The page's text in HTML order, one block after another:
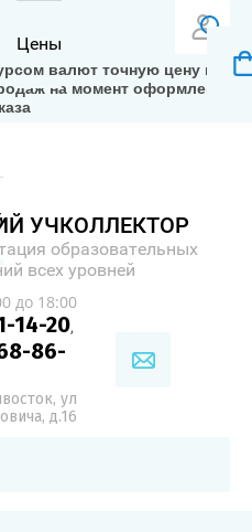
валют точную цену на
на момент оформления
Цены
УЧКОЛЛЕКТОР
образовательных
всех уровней
до 18:00
14-20,
86-
ул
д.16